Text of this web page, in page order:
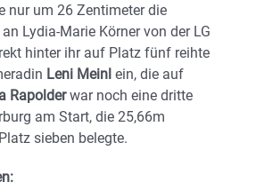
nur um 26 Zentimeter die
Lydia-Marie Körner von der LG
hinter ihr auf Platz fünf reihte
Leni Meinl ein, die auf
Rapolderwar noch eine dritte
am Start, die 25,66m
sieben belegte.